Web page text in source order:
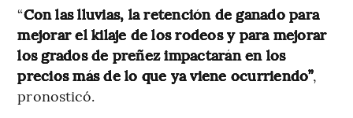
“Con las lluvias, la retención de ganado para
mejorar el kilaje de los rodeos y para mejorar
los grados de preñez impactarán en los
precios más de lo que ya viene ocurriendo”,
pronosticó.